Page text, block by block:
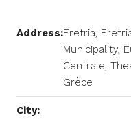
Address:Eretria,
Municipality,
Centrale,
Grèce
City: